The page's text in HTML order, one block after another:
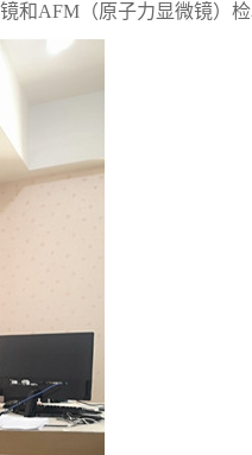
和AFM（原子力显微镜）